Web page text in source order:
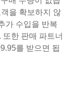
을 확보하지 않
가 수입을 반복
한 판매 파트너
를 받으면 됩